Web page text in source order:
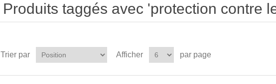
Produits taggés avec 'protection contre
Trier par Afficher par page